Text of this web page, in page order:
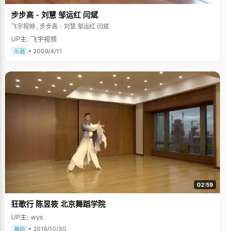
步步高 - 刘慧 邹运红 闫斌
飞宇视频 , 步步高 - 刘慧 邹运红 闫斌
UP主: 飞宇视频
乐器 • 2009/4/11
02:59
狂歌行 陈昱筱 北京舞蹈学院
UP主: wys
舞蹈 • 2016/10/30